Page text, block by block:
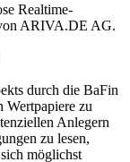
Realtime-
ARIVA.DE AG.
durch die BaFin
Wertpapiere zu
Anlegern
zu lesen,
möglichst